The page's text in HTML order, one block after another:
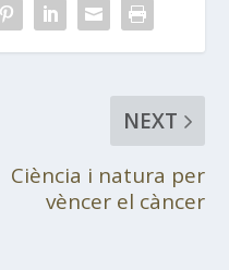
NEXT
Ciència i natura per
vèncer el càncer